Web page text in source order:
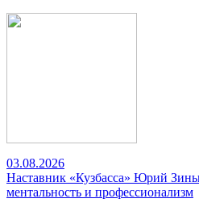
03.08.2026
Наставник «Кузбасса» Юрий
ментальность и профессионализм